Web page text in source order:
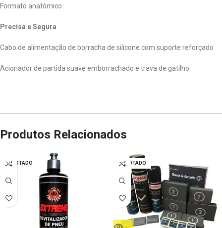
Formato anatômico
Precisa e Segura
Cabo de alimentação de borracha de silicone com suporte reforçado
Acionador de partida suave emborrachado e trava de gatilho
Produtos Relacionados
ESGOTADO ESGOTADO